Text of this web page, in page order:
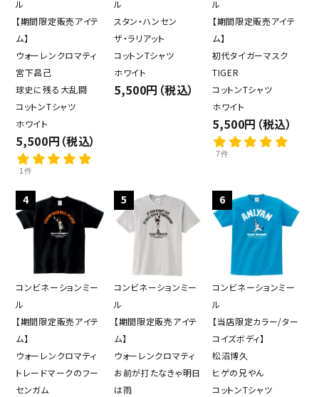
ル
【期間限定販売アイテ
ム】
ウォーレンクロマティ
宮下昌己
球史に残る大乱闘
コットンTシャツ
ホワイト
5,500円（税込）
1件
ル
スタン・ハンセン
ザ・ラリアット
コットンTシャツ
ホワイト
5,500円（税込）
ル
【期間限定販売アイテ
ム】
初代タイガーマスク
TIGER
コットンTシャツ
ホワイト
5,500円（税込）
7件
4
コンビネーションミー
ル
【期間限定販売アイテ
ム】
ウォーレンクロマティ
トレードマークのフー
センガム
5
コンビネーションミー
ル
【期間限定販売アイテ
ム】
ウォーレンクロマティ
お前が打たなきゃ明日
は雨
6
コンビネーションミー
ル
【当店限定カラー/ター
コイズボディ】
松沼博久
ヒゲの兄やん
コットンTシャツ